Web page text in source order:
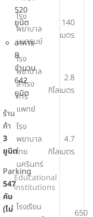
520
ยูนิต
อาคาร
B
จำนวน
642
ยูนิต
ร้าน
ค้า
3
ยูนิต
Parking
547
คัน
(ไม่
โรง
พยาบาล
มนารมย์
140
เมตร
โรง
พยาบาล
สำโรง
การ
แพทย์
2.8
กิโลเมตร
โรง
พยาบาล
ไทย
นครินทร์
4.7
กิโลเมตร
Educational
institutions
โรงเรียน
650